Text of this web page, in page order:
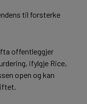
til forsterke
offentleggjer
ifylgje Rice,
open og kan